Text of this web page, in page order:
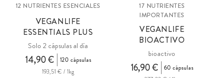
12 NUTRIENTES ESENCIALES
VEGANLIFE
ESSENTIALS PLUS
Solo 2 cápsulas al día
14,90 €
120 cápsulas
193,51 € / 1kg
17 NUTRIENTES
IMPORTANTES
VEGANLIFE
BIOACTIVO
bioactivo
16,90 €
60 cápsulas